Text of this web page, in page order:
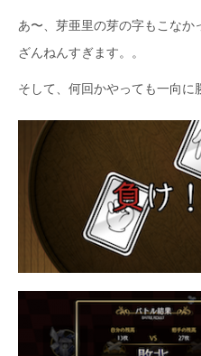
あ〜、芽亜里の芽の字もこなか
ざんねんすぎます。。
そして、何回かやっても一向に